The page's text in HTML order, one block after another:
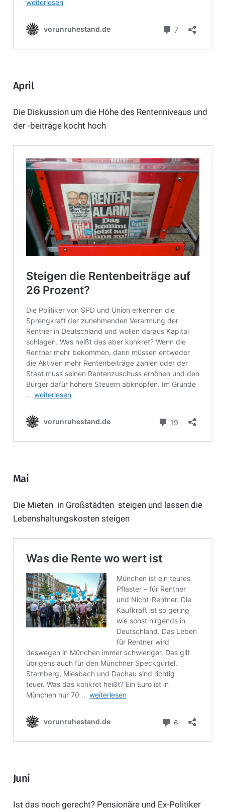
April
Die Diskussion um die Höhe des Rentenniveaus und
der -beiträge kocht hoch
Mai
Die Mieten in Großstädten steigen und lassen die
Lebenshaltungskosten steigen
Juni
Ist das noch gerecht? Pensionäre und Ex-Politiker